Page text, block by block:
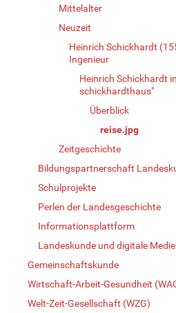
Mittelalter
Neuzeit
Heinrich Schickhardt
Ingenieur
Heinrich Schickhardt
schickhardthaus"
Überblick
reise.jpg
Zeitgeschichte
Bildungspartnerschaft
Schulprojekte
Perlen der Landesgeschichte
Informationsplattform
Landeskunde und digitale
Gemeinschaftskunde
Wirtschaft-Arbeit-Gesundheit
Welt-Zeit-Gesellschaft (WZG)